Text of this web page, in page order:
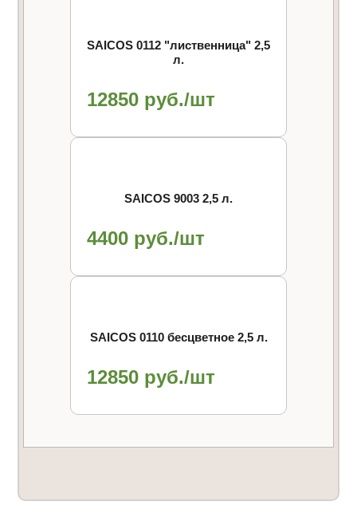
SAICOS 0112 "лиственница" 2,5
л.
12850 руб./шт
SAICOS 9003 2,5 л.
4400 руб./шт
SAICOS 0110 бесцветное 2,5 л.
12850 руб./шт